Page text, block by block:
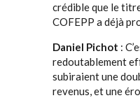
crédible que le
COFEPP a déjà
Daniel Pichot :
redoutablement
subiraient une
revenus, et une